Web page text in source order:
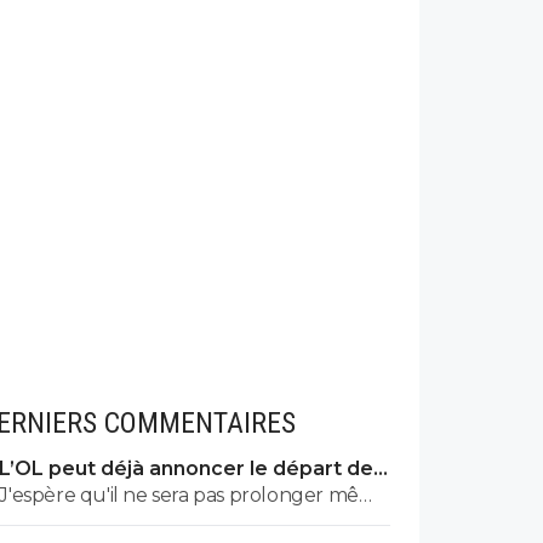
COMMENTAIRES
L’OL peut déjà annoncer le départ de
Fonseca
J'espère qu'il ne sera pas prolonger même
en cas de qualif en C1 cet été.